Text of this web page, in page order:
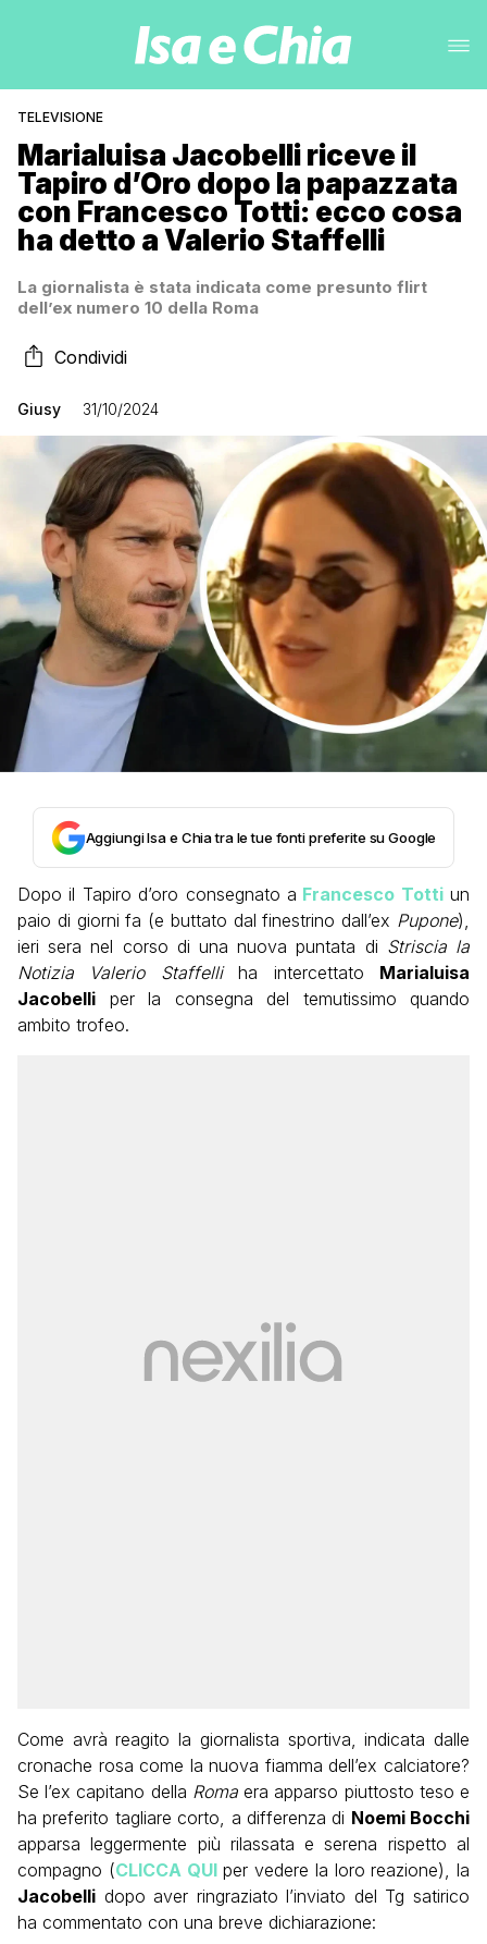
TELEVISIONE
Marialuisa Jacobelli riceve il
Tapiro d’Oro dopo la papazzata
con Francesco Totti: ecco cosa
ha detto a Valerio Staffelli
La giornalista è stata indicata come presunto flirt
dell’ex numero 10 della Roma
Condividi
Giusy 31/10/2024
Aggiungi Isa e Chia tra le tue fonti preferite su Google
Dopo il Tapiro d’oro consegnato a Francesco Totti un
paio di giorni fa (e buttato dal finestrino dall’ex Pupone),
ieri sera nel corso di una nuova puntata di Striscia la
Notizia
Valerio Staffelliha intercettato Marialuisa
Jacobelli per la consegna del temutissimo quando
ambito trofeo.
Come avrà reagito la giornalista sportiva, indicata dalle
cronache rosa come la nuova fiamma dell’ex calciatore?
Se l’ex capitano della Romaera apparso piuttosto teso e
ha preferito tagliare corto, a differenza di Noemi Bocchi
apparsa leggermente più rilassata e serena rispetto al
compagno (CLICCA QUIper vedere la loro reazione), la
Jacobelli dopo aver ringraziato l’inviato del Tg satirico
ha commentato con una breve dichiarazione: